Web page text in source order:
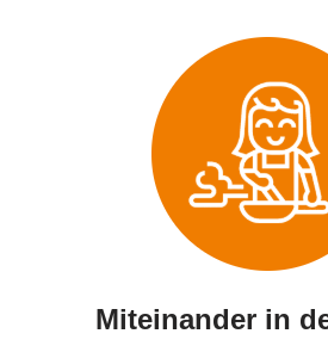
Miteinander in